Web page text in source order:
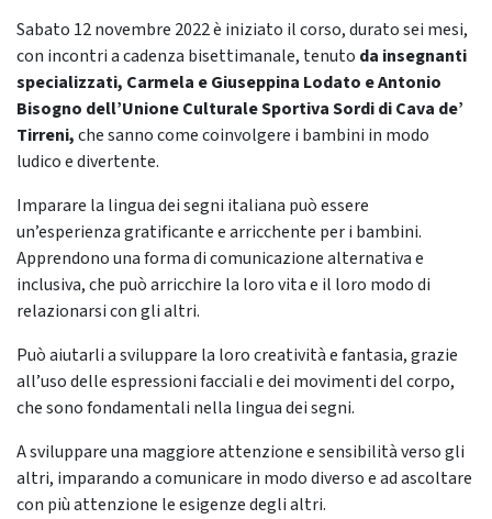
Sabato 12 novembre 2022 è iniziato il corso, durato sei mesi,
con incontri a cadenza bisettimanale, tenuto da insegnanti
specializzati, Carmela e Giuseppina Lodato e Antonio
Bisogno dell’Unione Culturale Sportiva Sordi di Cava de’
Tirreni,che sanno come coinvolgere i bambini in modo
ludico e divertente.
Imparare la lingua dei segni italiana può essere
un’esperienza gratificante e arricchente per i bambini.
Apprendono una forma di comunicazione alternativa e
inclusiva, che può arricchire la loro vita e il loro modo di
relazionarsi con gli altri.
Può aiutarli a sviluppare la loro creatività e fantasia, grazie
all’uso delle espressioni facciali e dei movimenti del corpo,
che sono fondamentali nella lingua dei segni.
A sviluppare una maggiore attenzione e sensibilità verso gli
altri, imparando a comunicare in modo diverso e ad ascoltare
con più attenzione le esigenze degli altri.